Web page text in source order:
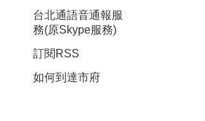
台北通語音通報服
務(原Skype服務)
訂閱RSS
如何到達市府